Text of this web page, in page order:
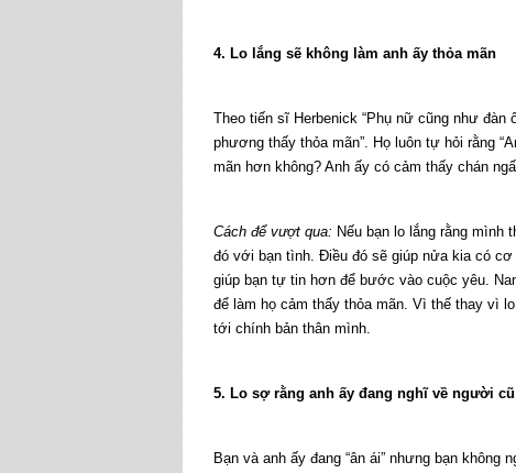
4. Lo lắng sẽ không làm anh ấy thỏa mãn
Theo tiến sĩ Herbenick “Phụ nữ cũng như đàn
phương thấy thỏa mãn”. Họ luôn tự hỏi rằng
mãn hơn không? Anh ấy có cảm thấy chán
Cách để vượt qua: Nếu bạn lo lắng rằng mình
đó với bạn tình. Điều đó sẽ giúp nửa kia có
giúp bạn tự tin hơn để bước vào cuộc yêu.
để làm họ cảm thấy thỏa mãn. Vì thế thay vì
tới chính bản thân mình.
5. Lo sợ rằng anh ấy đang nghĩ về người cũ
Bạn và anh ấy đang “ân ái” nhưng bạn